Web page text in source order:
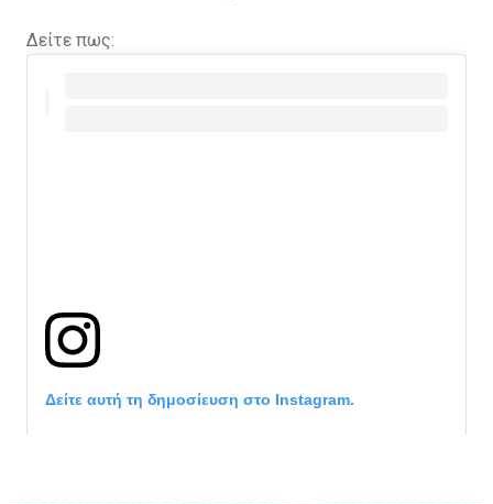
Δείτε πως:
Δείτε αυτή τη δημοσίευση στο Instagram.